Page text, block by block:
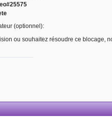
(optionnel):
ou souhaitez résoudre ce blocage,